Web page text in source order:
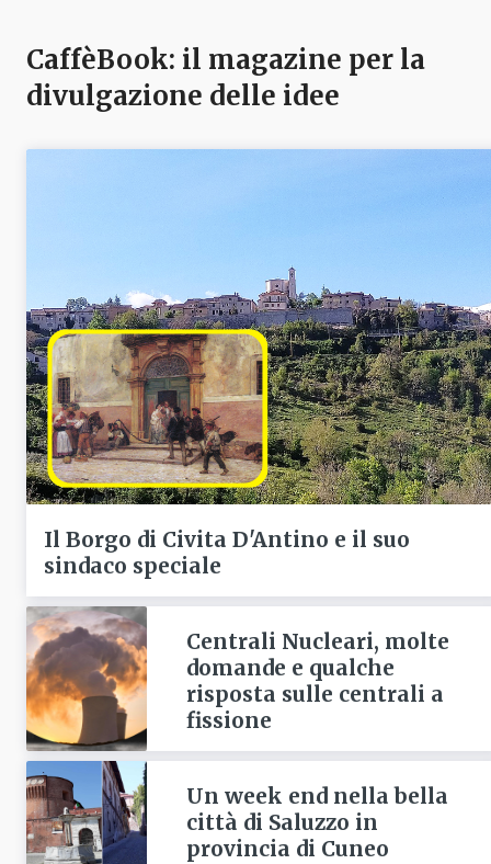
CaffèBook: il magazine per la
divulgazione delle idee
Il Borgo di Civita D'Antino e il suo
sindaco speciale
Centrali Nucleari, molte
domande e qualche
risposta sulle centrali a
fissione
Un week end nella bella
città di Saluzzo in
provincia di Cuneo